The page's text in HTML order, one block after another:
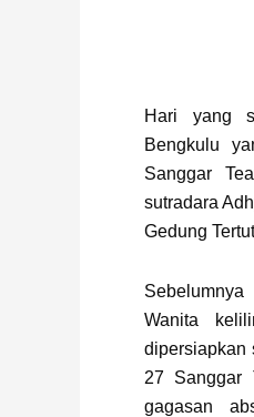
Hari yang
Bengkulu
Sanggar
sutradara
Gedung
Wanita
dipersiapkan
27 Sanggar
gagasan